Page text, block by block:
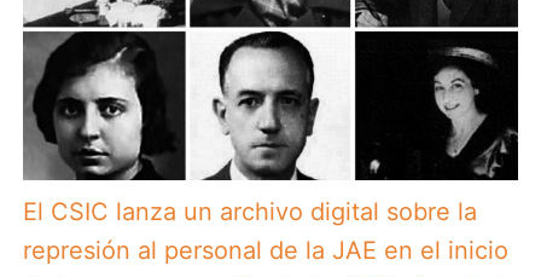
El CSIC lanza un archivo digital sobre la
represión al personal de la JAE en el inicio